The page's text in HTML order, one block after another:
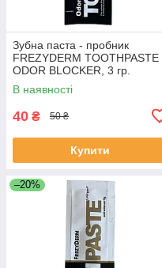
Зубна паста - пробник
FREZYDERM TOOTHPASTE
ODOR BLOCKER, 3 гр.
В наявності
40 ₴ 50 ₴
Купити
–20%